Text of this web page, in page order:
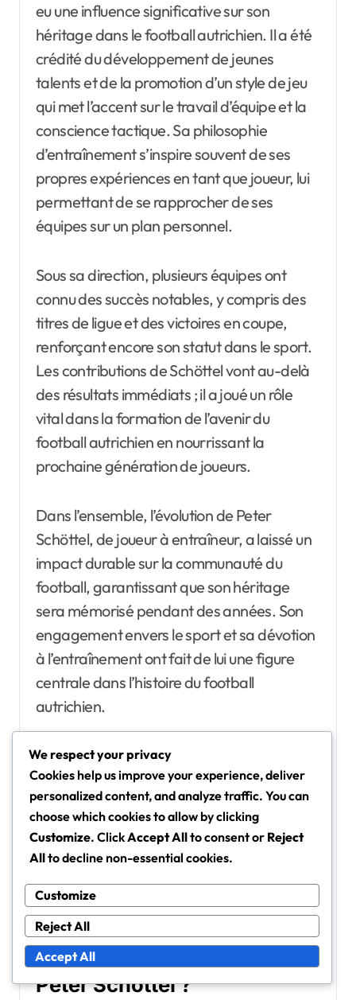
eu une influence significative sur son
héritage dans le football autrichien. Il a été
crédité du développement de jeunes
talents et de la promotion d’un style de jeu
qui met l’accent sur le travail d’équipe et la
conscience tactique. Sa philosophie
d’entraînement s’inspire souvent de ses
propres expériences en tant que joueur, lui
permettant de se rapprocher de ses
équipes sur un plan personnel.
Sous sa direction, plusieurs équipes ont
connu des succès notables, y compris des
titres de ligue et des victoires en coupe,
renforçant encore son statut dans le sport.
Les contributions de Schöttel vont au-delà
des résultats immédiats ; il a joué un rôle
vital dans la formation de l’avenir du
football autrichien en nourrissant la
prochaine génération de joueurs.
Dans l’ensemble, l’évolution de Peter
Schöttel, de joueur à entraîneur, a laissé un
impact durable sur la communauté du
football, garantissant que son héritage
sera mémorisé pendant des années. Son
engagement envers le sport et sa dévotion
à l’entraînement ont fait de lui une figure
centrale dans l’histoire du football
autrichien.
Quels sont les points clés de
la carrière de football de
Peter Schöttel ?
We respect your privacy
Cookies help us improve your experience, deliver
personalized content, and analyze traffic. You can
choose which cookies to allow by clicking
Customize. ClickAccept Allto consent or Reject
Allto decline non-essential cookies.
Customize
Reject All
Accept All